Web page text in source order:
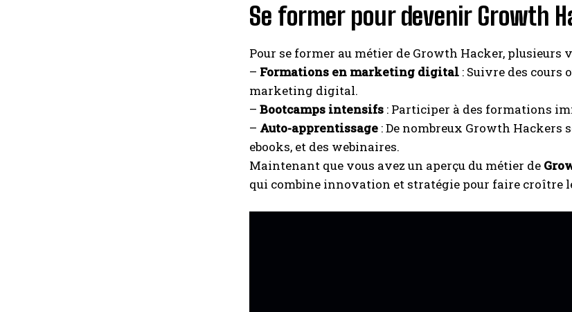
Se former pour devenir Growth
Pour se former au métier de Growth Hacker, plusieurs
– Formations en marketing digital : Suivre des
marketing digital.
– Bootcamps intensifs : Participer à des formations
– Auto-apprentissage : De nombreux Growth Hackers
ebooks, et des webinaires.
Maintenant que vous avez un aperçu du métier de
qui combine innovation et stratégie pour faire croître